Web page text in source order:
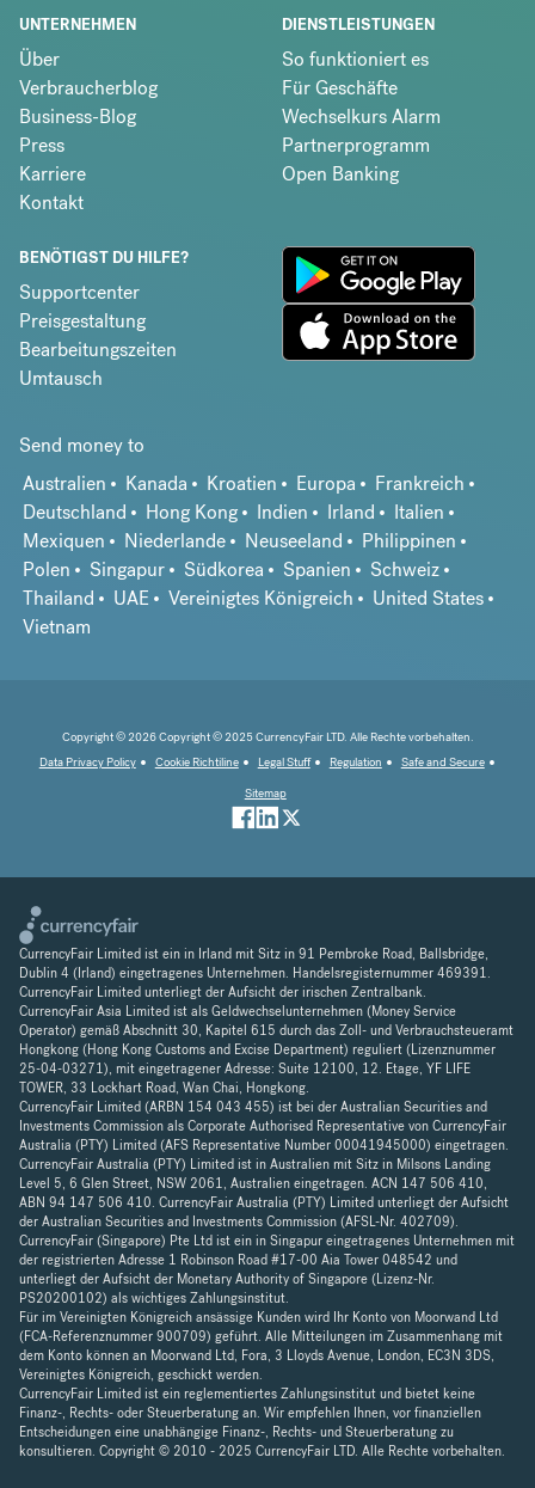
UNTERNEHMEN
Über
Verbraucherblog
Business-Blog
Press
Karriere
Kontakt
DIENSTLEISTUNGEN
So funktioniert es
Für Geschäfte
Wechselkurs Alarm
Partnerprogramm
Open Banking
BENÖTIGST DU HILFE?
Supportcenter
Preisgestaltung
Bearbeitungszeiten
Umtausch
Send money to
Australien
Kanada Kroatien Europa
Frankreich
Deutschland
Hong Kong Indien Irland
Italien
Mexiquen
Niederlande Neuseeland
Philippinen
Polen
Singapur Südkorea Spanien
Schweiz
Thailand
UAE Vereinigtes Königreich
United States
Vietnam
Copyright © 2026 Copyright © 2025 CurrencyFair LTD. Alle Rechte vorbehalten.
Data Privacy Policy
Cookie Richtiline Legal Stuff Regulation
Safe and Secure
Sitemap
CurrencyFair Limited ist ein in Irland mit Sitz in 91 Pembroke Road, Ballsbridge,
Dublin 4 (Irland) eingetragenes Unternehmen. Handelsregisternummer 469391.
CurrencyFair Limited unterliegt der Aufsicht der irischen Zentralbank.
CurrencyFair Asia Limited ist als Geldwechselunternehmen (Money Service
Operator) gemäß Abschnitt 30, Kapitel 615 durch das Zoll- und Verbrauchsteueramt
Hongkong (Hong Kong Customs and Excise Department) reguliert (Lizenznummer
25-04-03271), mit eingetragener Adresse: Suite 12100, 12. Etage, YF LIFE
TOWER, 33 Lockhart Road, Wan Chai, Hongkong.
CurrencyFair Limited (ARBN 154 043 455) ist bei der Australian Securities and
Investments Commission als Corporate Authorised Representative von CurrencyFair
Australia (PTY) Limited (AFS Representative Number 00041945000) eingetragen.
CurrencyFair Australia (PTY) Limited ist in Australien mit Sitz in Milsons Landing
Level 5, 6 Glen Street, NSW 2061, Australien eingetragen. ACN 147 506 410,
ABN 94 147 506 410. CurrencyFair Australia (PTY) Limited unterliegt der Aufsicht
der Australian Securities and Investments Commission (AFSL-Nr. 402709).
CurrencyFair (Singapore) Pte Ltd ist ein in Singapur eingetragenes Unternehmen mit
der registrierten Adresse 1 Robinson Road #17-00 Aia Tower 048542 und
unterliegt der Aufsicht der Monetary Authority of Singapore (Lizenz-Nr.
PS20200102) als wichtiges Zahlungsinstitut.
Für im Vereinigten Königreich ansässige Kunden wird Ihr Konto von Moorwand Ltd
(FCA-Referenznummer 900709) geführt. Alle Mitteilungen im Zusammenhang mit
dem Konto können an Moorwand Ltd, Fora, 3 Lloyds Avenue, London, EC3N 3DS,
Vereinigtes Königreich, geschickt werden.
CurrencyFair Limited ist ein reglementiertes Zahlungsinstitut und bietet keine
Finanz-, Rechts- oder Steuerberatung an. Wir empfehlen Ihnen, vor finanziellen
Entscheidungen eine unabhängige Finanz-, Rechts- und Steuerberatung zu
konsultieren. Copyright © 2010 - 2025 CurrencyFair LTD. Alle Rechte vorbehalten.